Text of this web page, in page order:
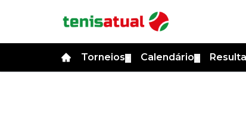
Torneios Calendário